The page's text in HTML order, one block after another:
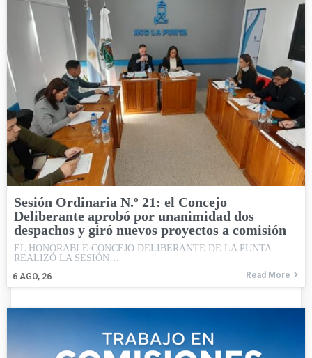
Sesión Ordinaria N.º 21: el Concejo
Deliberante aprobó por unanimidad dos
despachos y giró nuevos proyectos a comisión
6 AGO, 26
EL HONORABLE CONCEJO DELIBERANTE DE LA PUNTA
REALIZÓ LA SESIÓN…
Read More